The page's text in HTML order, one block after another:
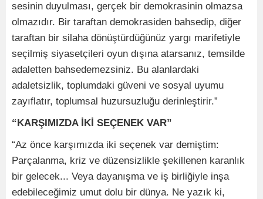
sesinin duyulması, gerçek bir demokrasinin olmazsa
olmazıdır. Bir taraftan demokrasiden bahsedip, diğer
taraftan bir silaha dönüştürdüğünüz yargı marifetiyle
seçilmiş siyasetçileri oyun dışına atarsanız, temsilde
adaletten bahsedemezsiniz. Bu alanlardaki
adaletsizlik, toplumdaki güveni ve sosyal uyumu
zayıflatır, toplumsal huzursuzluğu derinleştirir.”
“KARŞIMIZDA İKİ SEÇENEK VAR”
“Az önce karşımızda iki seçenek var demiştim:
Parçalanma, kriz ve düzensizlikle şekillenen karanlık
bir gelecek... Veya dayanışma ve iş birliğiyle inşa
edebileceğimiz umut dolu bir dünya. Ne yazık ki,